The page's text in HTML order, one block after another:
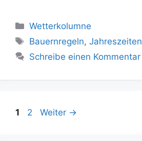
Kategorien
Wetterkolumne
Schlagwörter
Bauernregeln,Jahreszeiten
Schreibe einen Kommentar
Seite
1 Seite
2 Weiter →